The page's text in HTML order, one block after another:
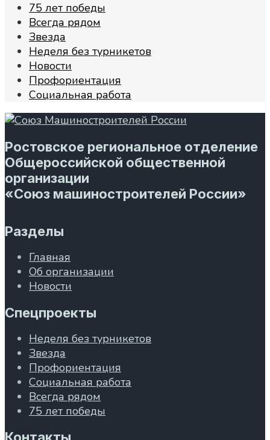
75 лет победы
Всегда рядом
Звезда
Неделя без турникетов
Новости
Профориентация
Социальная работа
Ростовское региональное отделение
Общероссийской общественной
организации
«Союз машиностроителей России»
Разделы
Главная
Об организации
Новости
Спецпроекты
Неделя без турникетов
Звезда
Профориентация
Социальная работа
Всегда рядом
75 лет победы